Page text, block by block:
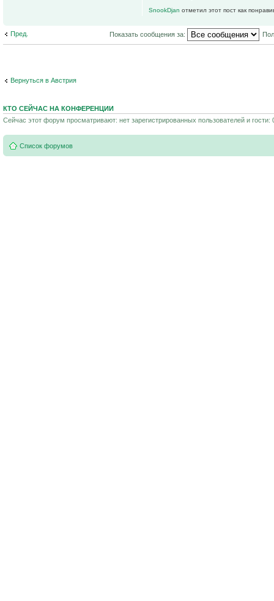
SnookDjan отметил этот пост как
Пред. Показать сообщения за:
Вернуться в Австрия
КТО СЕЙЧАС НА КОНФЕРЕНЦИИ
Сейчас этот форум просматривают: нет зарегистрированных пользователей и гости:
Список форумов